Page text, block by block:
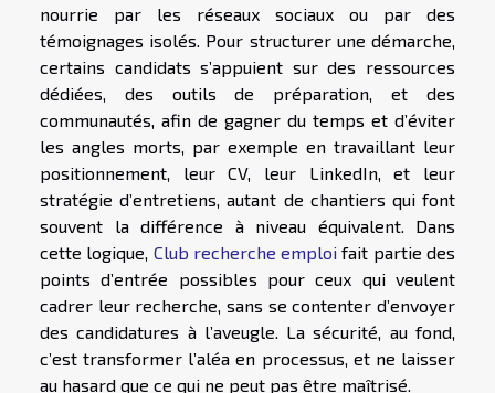
nourrie par les réseaux sociaux ou par des
témoignages isolés. Pour structurer une démarche,
certains candidats s’appuient sur des ressources
dédiées, des outils de préparation, et des
communautés, afin de gagner du temps et d’éviter
les angles morts, par exemple en travaillant leur
positionnement, leur CV, leur LinkedIn, et leur
stratégie d’entretiens, autant de chantiers qui font
souvent la différence à niveau équivalent. Dans
cette logique, Club recherche emploi fait partie des
points d’entrée possibles pour ceux qui veulent
cadrer leur recherche, sans se contenter d’envoyer
des candidatures à l’aveugle. La sécurité, au fond,
c’est transformer l’aléa en processus, et ne laisser
au hasard que ce qui ne peut pas être maîtrisé.